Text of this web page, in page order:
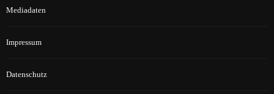
Mediadaten
Impressum
Datenschutz